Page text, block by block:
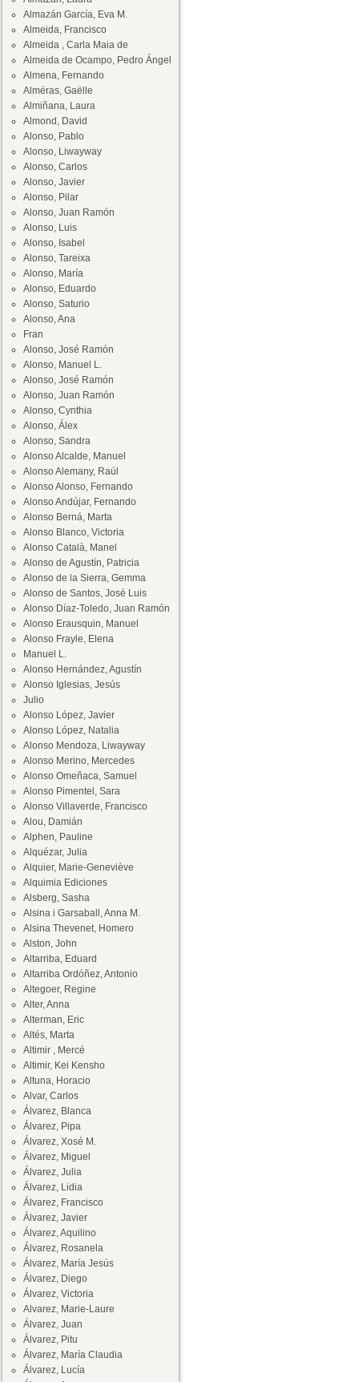
Almazán García, Eva M.
Almeida, Francisco
Almeida , Carla Maia de
Almeida de Ocampo, Pedro Ángel
Almena, Fernando
Alméras, Gaëlle
Almiñana, Laura
Almond, David
Alonso, Pablo
Alonso, Liwayway
Alonso, Carlos
Alonso, Javier
Alonso, Pilar
Alonso, Juan Ramón
Alonso, Luis
Alonso, Isabel
Alonso, Tareixa
Alonso, María
Alonso, Eduardo
Alonso, Saturio
Alonso, Ana
Fran
Alonso, José Ramón
Alonso, Manuel L.
Alonso, José Ramón
Alonso, Juan Ramón
Alonso, Cynthia
Alonso, Álex
Alonso, Sandra
Alonso Alcalde, Manuel
Alonso Alemany, Raúl
Alonso Alonso, Fernando
Alonso Andújar, Fernando
Alonso Berná, Marta
Alonso Blanco, Victoria
Alonso Català, Manel
Alonso de Agustín, Patricia
Alonso de la Sierra, Gemma
Alonso de Santos, José Luis
Alonso Díaz-Toledo, Juan Ramón
Alonso Erausquin, Manuel
Alonso Frayle, Elena
Manuel L.
Alonso Hernández, Agustín
Alonso Iglesias, Jesús
Julio
Alonso López, Javier
Alonso López, Natalia
Alonso Mendoza, Liwayway
Alonso Merino, Mercedes
Alonso Omeñaca, Samuel
Alonso Pimentel, Sara
Alonso Villaverde, Francisco
Alou, Damián
Alphen, Pauline
Alquézar, Julia
Alquier, Marie-Geneviève
Alquimia Ediciones
Alsberg, Sasha
Alsina i Garsaball, Anna M.
Alsina Thevenet, Homero
Alston, John
Altarriba, Eduard
Altarriba Ordóñez, Antonio
Altegoer, Regine
Alter, Anna
Alterman, Eric
Altés, Marta
Altimir , Mercé
Altimir, Kei Kensho
Altuna, Horacio
Alvar, Carlos
Álvarez, Blanca
Álvarez, Pipa
Álvarez, Xosé M.
Álvarez, Miguel
Álvarez, Julia
Álvarez, Lidia
Álvarez, Francisco
Álvarez, Javier
Álvarez, Aquilino
Álvarez, Rosanela
Álvarez, María Jesús
Álvarez, Diego
Álvarez, Victoria
Alvarez, Marie-Laure
Álvarez, Juan
Álvarez, Pitu
Álvarez, María Claudia
Álvarez, Lucía